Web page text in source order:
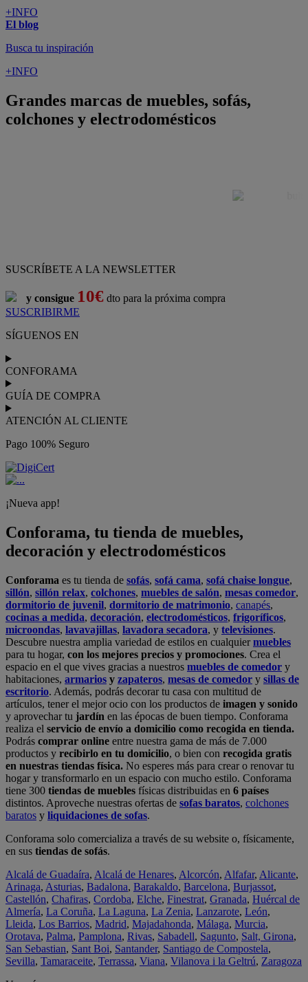
+INFO
El blog
Busca tu inspiración
+INFO
Grandes marcas de muebles, sofás,
colchones y electrodomésticos
SUSCRÍBETE A LA NEWSLETTER
y consigue 10€ dto para la próxima compra
SUSCRIBIRME
SÍGUENOS EN
CONFORAMA
GUÍA DE COMPRA
ATENCIÓN AL CLIENTE
Pago 100% Seguro
¡Nueva app!
Conforama, tu tienda de muebles,
decoración y electrodomésticos
Conforama es tu tienda de sofás, sofá cama, sofá chaise longue,
sillón, sillón relax, colchones, muebles de salón, mesas comedor,
dormitorio de juvenil, dormitorio de matrimonio, canapés,
cocinas a medida, decoración, electrodomésticos, frigoríficos,
microondas, lavavajillas, lavadora secadora, y televisiones.
Descubre nuestra amplia variedad de estilos en cualquiermuebles
para tu hogar, con los mejores precios y promociones. Crea el
espacio en el que vives gracias a nuestros muebles de comedor y
habitaciones, armarios y zapateros, mesas de comedor y sillas de
escritorio. Además, podrás decorar tu casa con multitud de
artículos, tener el mejor ocio con los productos de imagen y sonido
y aprovechar tu jardín en las épocas de buen tiempo. Conforama
realiza el servicio de envío a domicilio como recogida en tienda.
Podrás comprar online entre nuestra gama de más de 7.000
productos y recibirlo en tu domicilio, o bien con recogida gratis
en nuestras tiendas física. No esperes más para crear o renovar tu
hogar y transformarlo en un espacio con mucho estilo. Conforama
tiene 300 tiendas de muebles físicas distribuidas en 6 países
distintos. Aproveche nuestras ofertas de sofas baratos, colchones
baratos y liquidaciones de sofas.
Conforama solo comercializa a través de su website o, físicamente,
en sus tiendas de sofás.
Alcalá de Guadaíra, Alcalá de Henares, Alcorcón, Alfafar, Alicante,
Arinaga, Asturias, Badalona, Barakaldo, Barcelona, Burjassot,
Castellón, Chafiras, Cordoba, Elche, Finestrat, Granada, Huércal de
Almería, La Coruña, La Laguna, La Zenia, Lanzarote, León,
Lleida, Los Barrios, Madrid, Majadahonda, Málaga, Murcia,
Orotava, Palma, Pamplona, Rivas, Sabadell, Sagunto, Salt, Girona,
San Sebastian, Sant Boi, Santander, Santiago de Compostela,
Sevilla, Tamaraceite, Terrassa, Viana, Vilanova i la Geltrú, Zaragoza